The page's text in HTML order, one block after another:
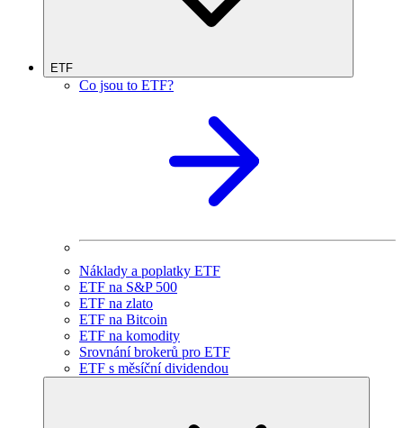
ETF
Co jsou to ETF?
Náklady a poplatky ETF
ETF na S&P 500
ETF na zlato
ETF na Bitcoin
ETF na komodity
Srovnání brokerů pro ETF
ETF s měsíční dividendou